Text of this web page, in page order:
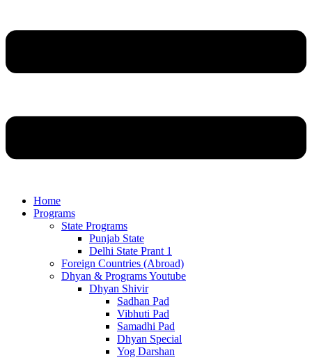
Home
Programs
State Programs
Punjab State
Delhi State Prant 1
Foreign Countries (Abroad)
Dhyan & Programs Youtube
Dhyan Shivir
Sadhan Pad
Vibhuti Pad
Samadhi Pad
Dhyan Special
Yog Darshan